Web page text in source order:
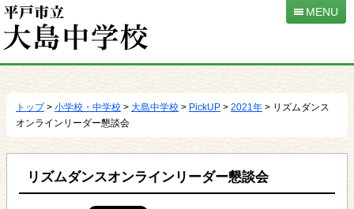
動
MENU
トップ> 小学校・中学校 > 大島中学校 > PickUP > 2021年 > リズムダンス
オンラインリーダー懇談会
リズムダンスオンラインリーダー懇談会